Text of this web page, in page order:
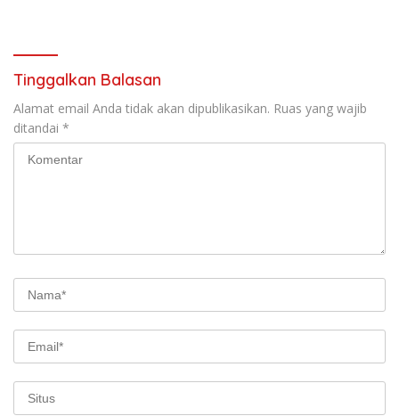
Tinggalkan Balasan
Alamat email Anda tidak akan dipublikasikan. Ruas yang wajib
ditandai *